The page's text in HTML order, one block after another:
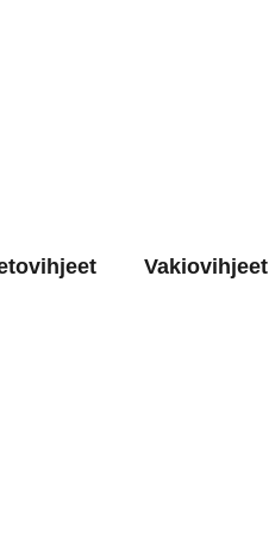
Vakiovihjeet